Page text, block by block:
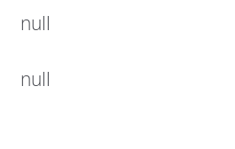
null
null